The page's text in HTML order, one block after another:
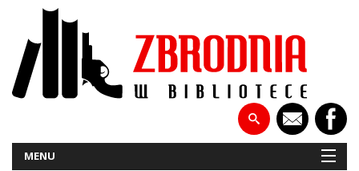
MENU